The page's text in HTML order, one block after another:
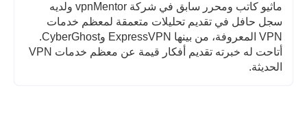
ماثيو كاتب ومحرر سابق في شركة vpnMentor ولديه
سجل حافل في تقديم تحليلات متعمقة لمعظم خدمات
VPN المعروفة، من بينها ExpressVPN وCyberGhost.
أتاحت له خبرته تقديم أفكار قيمة عن معظم خدمات VPN
الحديثة.